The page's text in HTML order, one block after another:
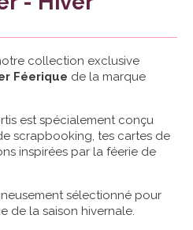
collection exclusive
Féerique de la marque
est spécialement conçu
scrapbooking, tes cartes de
inspirées par la féerie de
sélectionné pour
de la saison hivernale.